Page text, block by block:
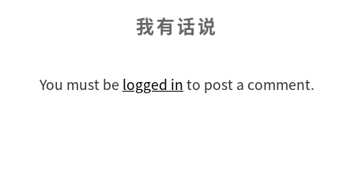
我有话说
You must be logged in to post a comment.